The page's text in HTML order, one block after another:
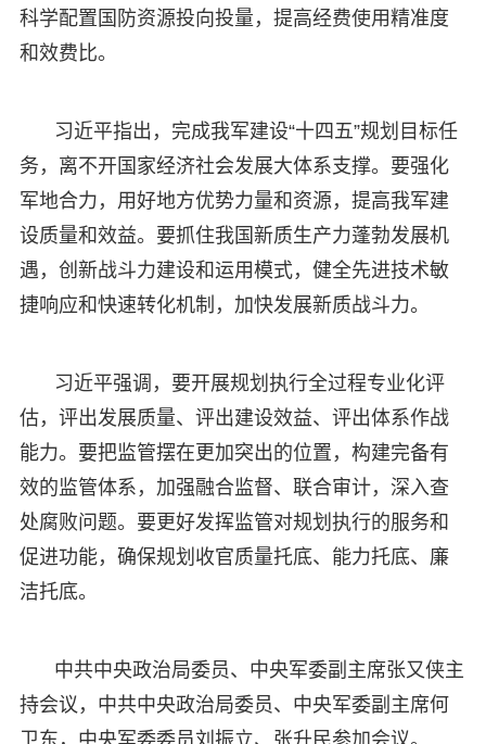
科学配置国防资源投向投量，提高经费使用精准度
和效费比。
习近平指出，完成我军建设“十四五”规划目标任
务，离不开国家经济社会发展大体系支撑。要强化
军地合力，用好地方优势力量和资源，提高我军建
设质量和效益。要抓住我国新质生产力蓬勃发展机
遇，创新战斗力建设和运用模式，健全先进技术敏
捷响应和快速转化机制，加快发展新质战斗力。
习近平强调，要开展规划执行全过程专业化评
估，评出发展质量、评出建设效益、评出体系作战
能力。要把监管摆在更加突出的位置，构建完备有
效的监管体系，加强融合监督、联合审计，深入查
处腐败问题。要更好发挥监管对规划执行的服务和
促进功能，确保规划收官质量托底、能力托底、廉
洁托底。
中共中央政治局委员、中央军委副主席张又侠主
持会议，中共中央政治局委员、中央军委副主席何